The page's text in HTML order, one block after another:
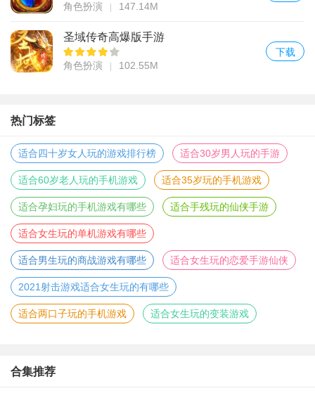
角色扮演 147.14M
圣域传奇高爆版手游
角色扮演 102.55M
下载
热门标签
适合四十岁女人玩的游戏排行榜 适合30岁男人玩的手游
适合60岁老人玩的手机游戏 适合35岁玩的手机游戏
适合孕妇玩的手机游戏有哪些 适合手残玩的仙侠手游
适合女生玩的单机游戏有哪些
适合男生玩的商战游戏有哪些 适合女生玩的恋爱手游仙侠
2021射击游戏适合女生玩的有哪些
适合两口子玩的手机游戏 适合女生玩的变装游戏
合集推荐